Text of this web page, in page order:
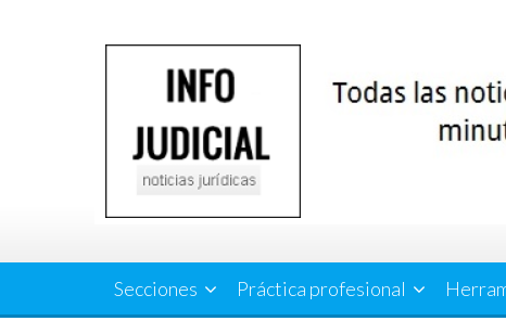
Secciones Práctica profesional